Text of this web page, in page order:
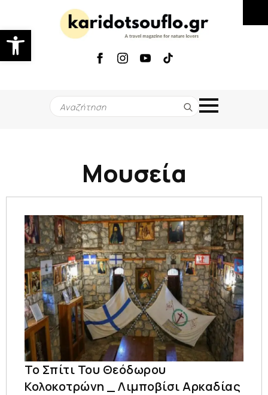
Ανοίξτε τη γραμμή εργαλείων
Search
for:
Μουσεία
Το Σπίτι Του Θεόδωρου
Κολοκοτρώνη _ Λιμποβίσι Αρκαδίας